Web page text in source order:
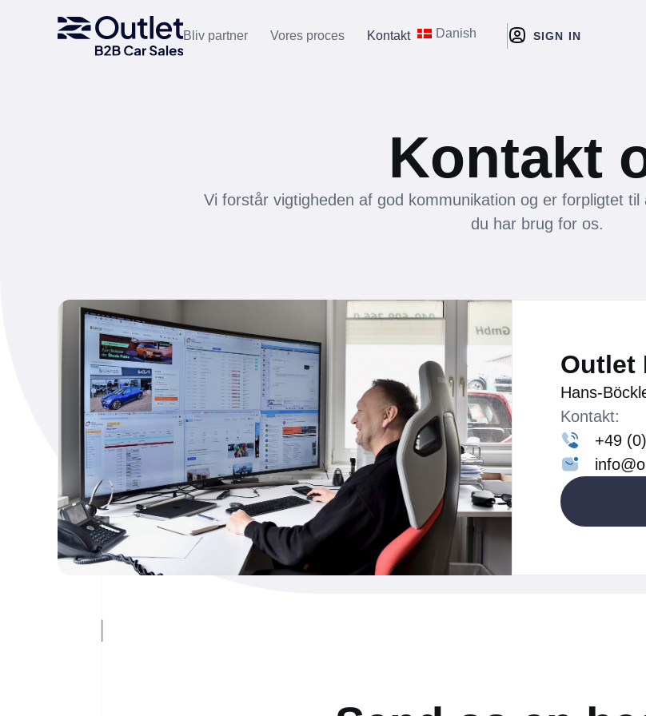
Bliv partner Vores proces Kontakt Danish SIGN IN
Kontakt
Vi forstår vigtigheden af god kommunikation og er forpligtet
du har brug for os.
Outlet
Hans-
Kontakt:
+49